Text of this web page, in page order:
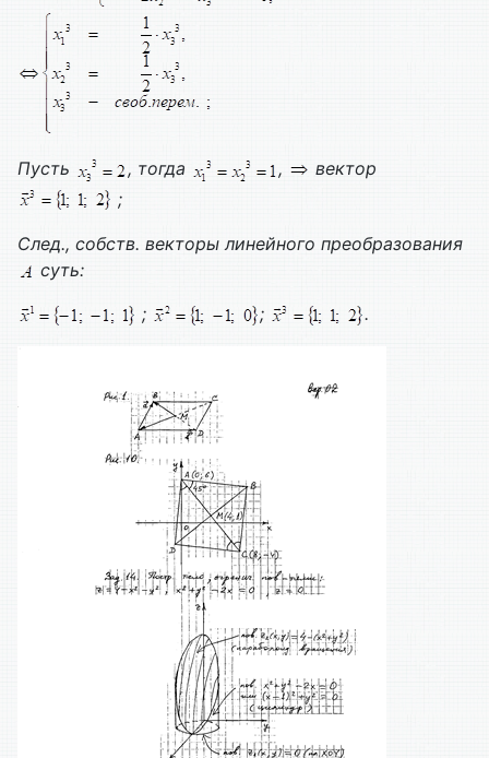
Пусть , тогда ,
вектор
;
След., собств. векторы линейного преобразования
суть:
;
; .